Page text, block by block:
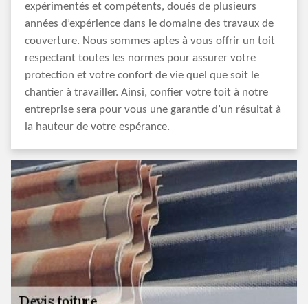
expérimentés et compétents, doués de plusieurs
années d’expérience dans le domaine des travaux de
couverture. Nous sommes aptes à vous offrir un toit
respectant toutes les normes pour assurer votre
protection et votre confort de vie quel que soit le
chantier à travailler. Ainsi, confier votre toit à notre
entreprise sera pour vous une garantie d’un résultat à
la hauteur de votre espérance.